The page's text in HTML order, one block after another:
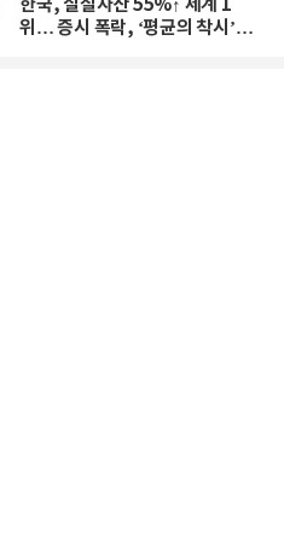
한국, 실질자산 55%↑ 세계 1
위… 증시 폭락, ‘평균의 착시’와